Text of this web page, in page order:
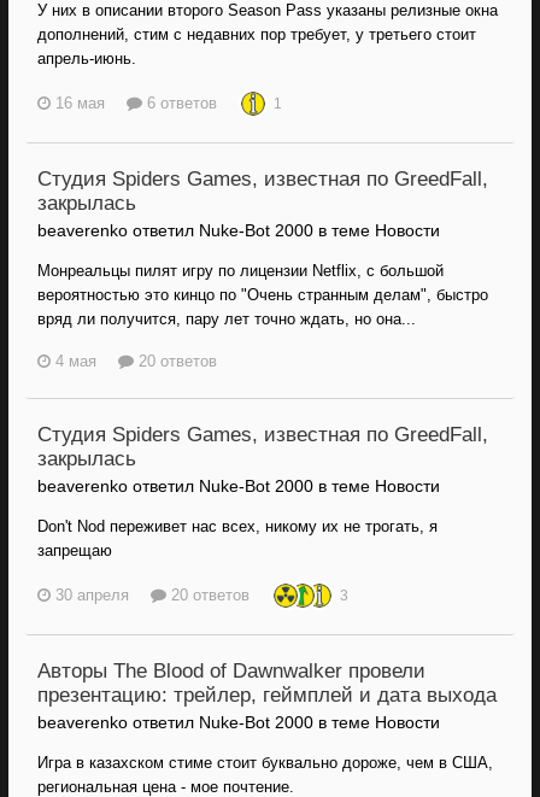
У них в описании второго Season Pass указаны релизные окна
дополнений, стим с недавних пор требует, у третьего стоит
апрель-июнь.
16 мая 6 ответов 1
Студия Spiders Games, известная по GreedFall,
закрылась
beaverenko ответил Nuke-Bot 2000 в теме Новости
Монреальцы пилят игру по лицензии Netflix, с большой
вероятностью это кинцо по "Очень странным делам", быстро
вряд ли получится, пару лет точно ждать, но она...
4 мая 20 ответов
Студия Spiders Games, известная по GreedFall,
закрылась
beaverenko ответил Nuke-Bot 2000 в теме Новости
Don't Nod переживет нас всех, никому их не трогать, я
запрещаю
30 апреля 20 ответов 3
Авторы The Blood of Dawnwalker провели
презентацию: трейлер, геймплей и дата выхода
beaverenko ответил Nuke-Bot 2000 в теме Новости
Игра в казахском стиме стоит буквально дороже, чем в США,
региональная цена - мое почтение.